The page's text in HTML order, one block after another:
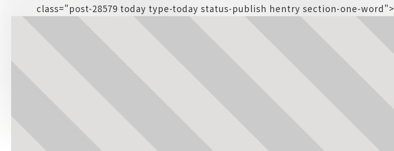
class="post-28579 today type-today status-publish hentry section-one-word">